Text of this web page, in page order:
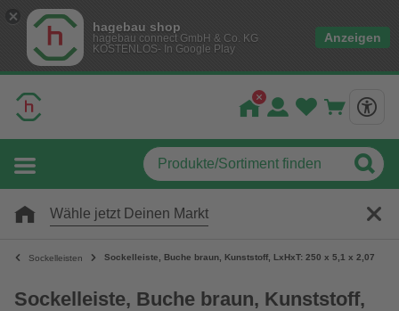
hagebau shop
hagebau connect GmbH & Co. KG
KOSTENLOS- In Google Play
Anzeigen
Wähle jetzt Deinen Markt
Sockelleisten Sockelleiste, Buche braun, Kunststoff, LxHxT: 250 x 5,1 x 2,07 cm
Sockelleiste, Buche braun, Kunststoff,